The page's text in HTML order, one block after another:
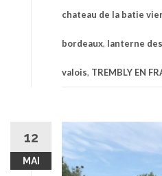
chateau de la batie
bordeaux, lanterne
valois, TREMBLY EN
12
MAI